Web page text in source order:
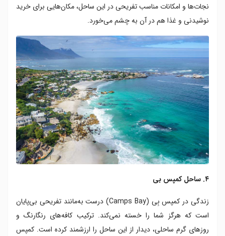
نجات‌ها و امکانات مناسب تفریحی در این ساحل، مکان‌هایی برای خرید
نوشیدنی و غذا هم در آن به چشم می‌خورد.
۴. ساحل کمپس بی
زندگی در کمپس بِی (Camps Bay) درست به‌مانند تفریحی بی‌پایان
است که هرگز شما را خسته نمی‌کند. ترکیب کافه‌های رنگارنگ و
روزهای گرم ساحلی، دیدار از این ساحل را ارزشمند کرده است. کمپس